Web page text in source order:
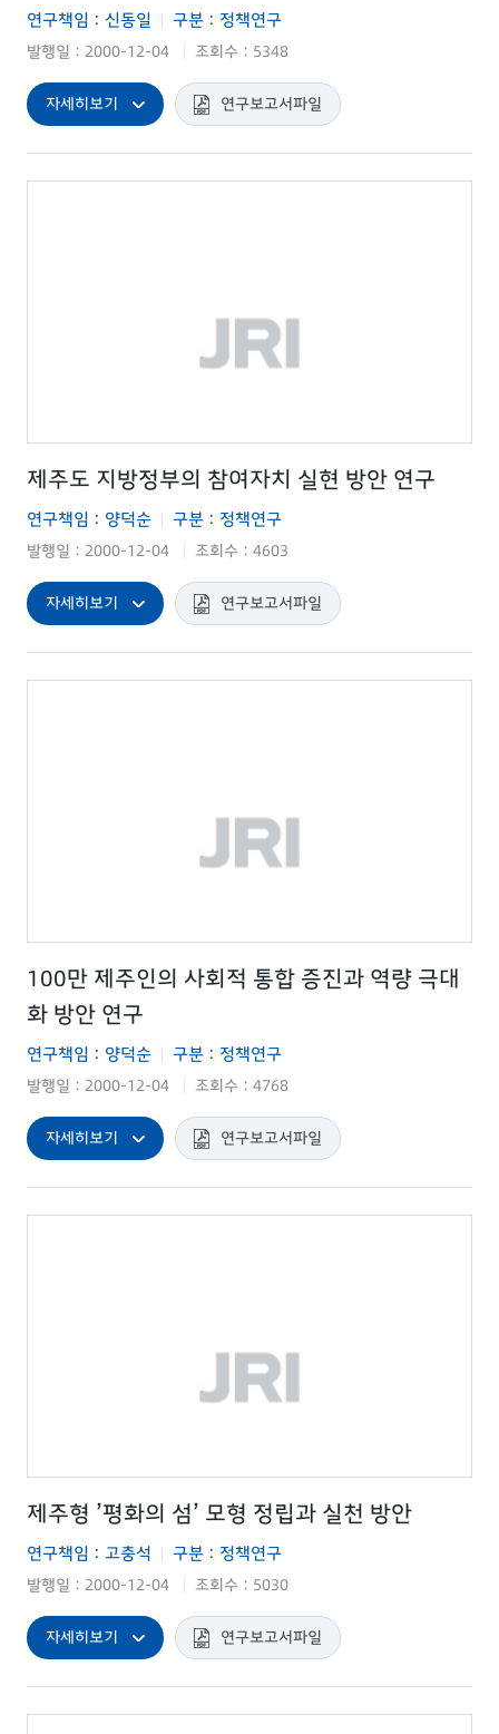
연구책임 : 신동일 구분 : 정책연구
발행일 : 2000-12-04 조회수 : 5348
자세히보기 연구보고서파일
제주도 지방정부의 참여자치 실현 방안 연구
연구책임 : 양덕순 구분 : 정책연구
발행일 : 2000-12-04 조회수 : 4603
자세히보기 연구보고서파일
100만 제주인의 사회적 통합 증진과 역량 극대
화 방안 연구
연구책임 : 양덕순 구분 : 정책연구
발행일 : 2000-12-04 조회수 : 4768
자세히보기 연구보고서파일
제주형 ’평화의 섬’ 모형 정립과 실천 방안
연구책임 : 고충석 구분 : 정책연구
발행일 : 2000-12-04 조회수 : 5030
자세히보기 연구보고서파일